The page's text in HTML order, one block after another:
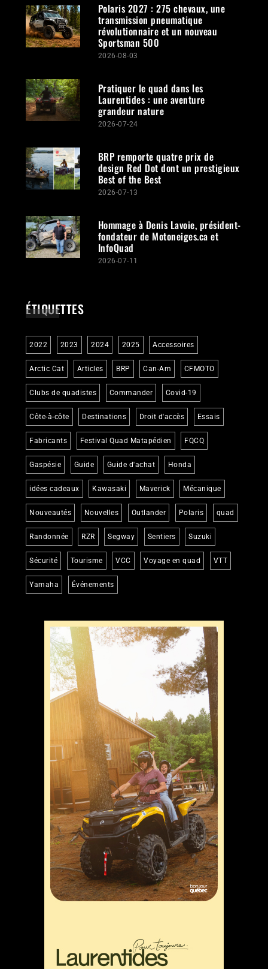
Polaris 2027 : 275 chevaux, une
transmission pneumatique
révolutionnaire et un nouveau
Sportsman 500
2026-08-03
Pratiquer le quad dans les
Laurentides : une aventure
grandeur nature
2026-07-24
BRP remporte quatre prix de
design Red Dot dont un prestigieux
Best of the Best
2026-07-13
Hommage à Denis Lavoie, président-
fondateur de Motoneiges.ca et
InfoQuad
2026-07-11
ÉTIQUETTES
2022 2023 2024 2025 Accessoires
Arctic Cat Articles BRP Can-Am CFMOTO
Clubs de quadistes Commander Covid-19
Côte-à-côte Destinations Droit d'accès Essais
Fabricants Festival Quad Matapédien FQCQ
Gaspésie Guide Guide d'achat Honda
idées cadeaux Kawasaki Maverick Mécanique
Nouveautés Nouvelles Outlander Polaris quad
Randonnée RZR Segway Sentiers Suzuki
Sécurité Tourisme VCC Voyage en quad VTT
Yamaha Événements